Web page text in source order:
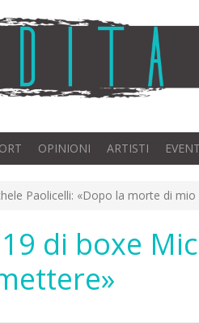
OPINIONI ARTISTI
Paolicelli: «Dopo la morte di
di boxe